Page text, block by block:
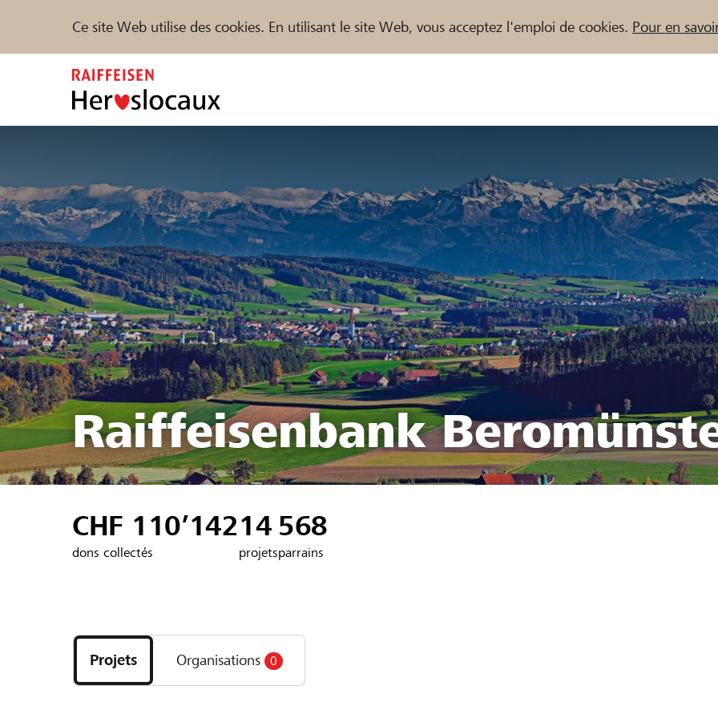
Ce site Web utilise des cookies. En utilisant le site Web, vous acceptez l'emploi de cookies. Pour en
Trouvez des projets et des organisations
DE FR IT
Raiffeisenbank
CHF 110’142
dons collectés
14
projets
568
parrains
les
projets
et
Projets Organisations 0